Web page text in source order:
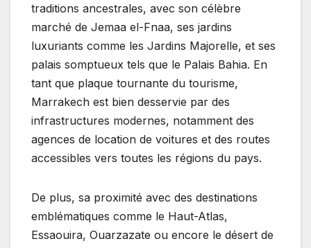
traditions ancestrales, avec son célèbre
marché de Jemaa el-Fnaa, ses jardins
luxuriants comme les Jardins Majorelle, et ses
palais somptueux tels que le Palais Bahia. En
tant que plaque tournante du tourisme,
Marrakech est bien desservie par des
infrastructures modernes, notamment des
agences de location de voitures et des routes
accessibles vers toutes les régions du pays.
De plus, sa proximité avec des destinations
emblématiques comme le Haut-Atlas,
Essaouira, Ouarzazate ou encore le désert de